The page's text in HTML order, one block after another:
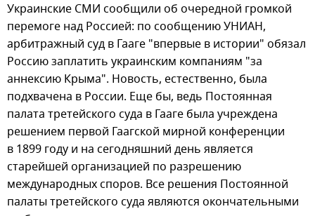
Украинские СМИ сообщили об очередной громкой
перемоге над Россией: по сообщению УНИАН,
арбитражный суд в Гааге "впервые в истории" обязал
Россию заплатить украинским компаниям "за
аннексию Крыма". Новость, естественно, была
подхвачена в России. Еще бы, ведь Постоянная
палата третейского суда в Гааге была учреждена
решением первой Гаагской мирной конференции
в 1899 году и на сегодняшний день является
старейшей организацией по разрешению
международных споров. Все решения Постоянной
палаты третейского суда являются окончательными